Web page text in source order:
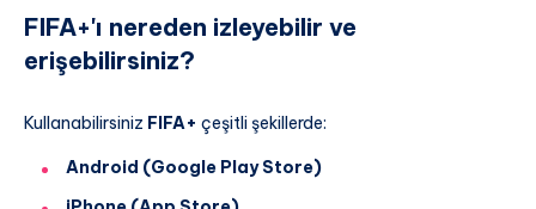
FIFA+'ı nereden izleyebilir ve
erişebilirsiniz?
Kullanabilirsiniz FIFA+ çeşitli şekillerde:
Android (Google Play Store)